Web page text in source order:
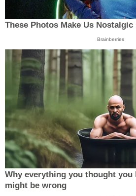
These Photos Make Us Nostalgic
Brainberries
Why everything you thought you
might be wrong